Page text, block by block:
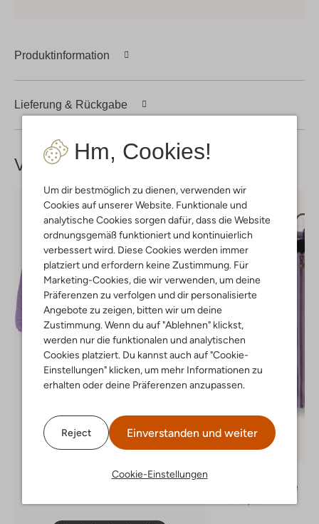
Hm, Cookies!
Um dir bestmöglich zu dienen, verwenden wir
Cookies auf unserer Website. Funktionale und
analytische Cookies sorgen dafür, dass die Website
ordnungsgemäß funktioniert und kontinuierlich
verbessert wird. Diese Cookies werden immer
platziert und erfordern keine Zustimmung. Für
Marketing-Cookies, die wir verwenden, um deine
Präferenzen zu verfolgen und dir personalisierte
Angebote zu zeigen, bitten wir um deine
Zustimmung. Wenn du auf "Ablehnen" klickst,
werden nur die funktionalen und analytischen
Cookies platziert. Du kannst auch auf "Cookie-
Einstellungen" klicken, um mehr Informationen zu
erhalten oder deine Präferenzen anzupassen.
Reject Einverstanden und weiter
Cookie-Einstellungen
Produktinformation
Lieferung & Rückgabe
Vervollständige deinenLook
Letzter Artikel
Wattierte Jacke